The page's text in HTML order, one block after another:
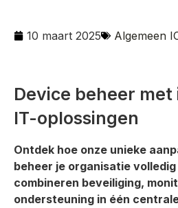
10 maart 2025 Algemeen
Device beheer
IT-oplossingen
Ontdek hoe onze unieke
beheer je organisatie
combineren beveiliging,
ondersteuning in één